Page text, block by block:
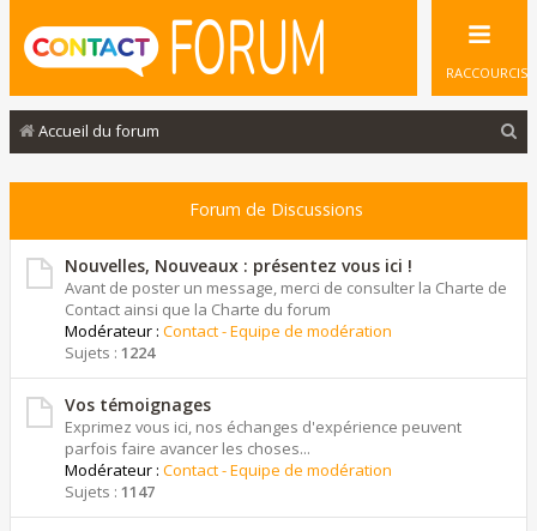
RACCOURCIS
Accueil du forum
Forum de Discussions
Nouvelles, Nouveaux : présentez vous ici !
Avant de poster un message, merci de consulter la Charte de
Contact ainsi que la Charte du forum
Modérateur : Contact - Equipe de modération
Sujets : 1224
Vos témoignages
Exprimez vous ici, nos échanges d'expérience peuvent
parfois faire avancer les choses...
Modérateur : Contact - Equipe de modération
Sujets : 1147